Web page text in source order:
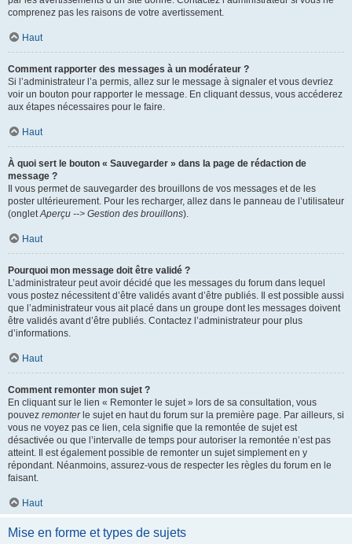
comprenez pas les raisons de votre avertissement.
Haut
Comment rapporter des messages à un modérateur ?
Si l’administrateur l’a permis, allez sur le message à signaler et vous devriez
voir un bouton pour rapporter le message. En cliquant dessus, vous accéderez
aux étapes nécessaires pour le faire.
Haut
À quoi sert le bouton « Sauvegarder » dans la page de rédaction de
message ?
Il vous permet de sauvegarder des brouillons de vos messages et de les
poster ultérieurement. Pour les recharger, allez dans le panneau de l’utilisateur
(ongletAperçu --> Gestion des brouillons).
Haut
Pourquoi mon message doit être validé ?
L’administrateur peut avoir décidé que les messages du forum dans lequel
vous postez nécessitent d’être validés avant d’être publiés. Il est possible aussi
que l’administrateur vous ait placé dans un groupe dont les messages doivent
être validés avant d’être publiés. Contactez l’administrateur pour plus
d’informations.
Haut
Comment remonter mon sujet ?
En cliquant sur le lien « Remonter le sujet » lors de sa consultation, vous
pouvez remonterle sujet en haut du forum sur la première page. Par ailleurs, si
vous ne voyez pas ce lien, cela signifie que la remontée de sujet est
désactivée ou que l’intervalle de temps pour autoriser la remontée n’est pas
atteint. Il est également possible de remonter un sujet simplement en y
répondant. Néanmoins, assurez-vous de respecter les règles du forum en le
faisant.
Haut
Mise en forme et types de sujets